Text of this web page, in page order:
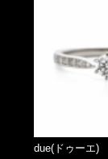
due(ドゥーエ)